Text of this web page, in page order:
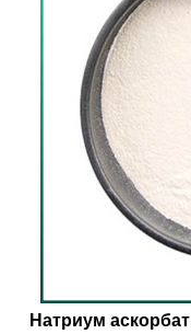
Натриум аскорбат